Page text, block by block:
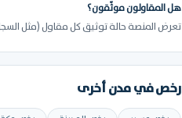
هل المقاولون موثّقون؟
تعرض المنصة حالة توثيق كل مقاول (مثل
رخص في مدن أخرى